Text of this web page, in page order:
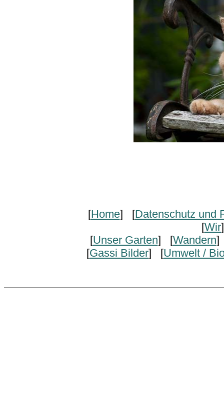
[Home] [Datenschutz und
[Wir
[Unser Garten] [Wandern]
[Gassi Bilder] [Umwelt /